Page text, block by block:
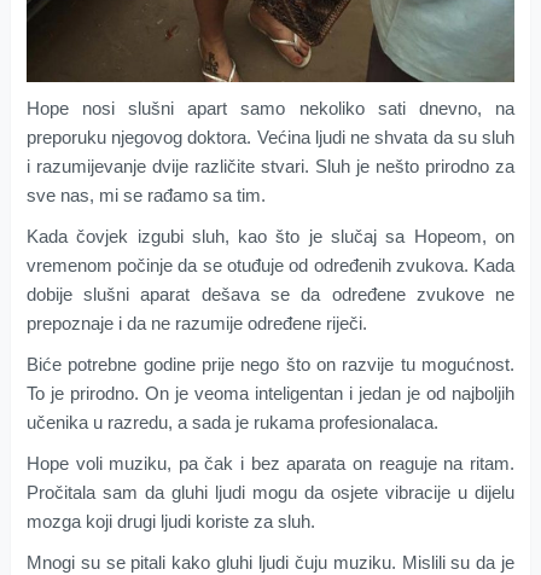
Hope nosi slušni apart samo nekoliko sati dnevno, na
preporuku njegovog doktora. Većina ljudi ne shvata da su sluh
i razumijevanje dvije različite stvari. Sluh je nešto prirodno za
sve nas, mi se rađamo sa tim.
Kada čovjek izgubi sluh, kao što je slučaj sa Hopeom, on
vremenom počinje da se otuđuje od određenih zvukova. Kada
dobije slušni aparat dešava se da određene zvukove ne
prepoznaje i da ne razumije određene riječi.
Biće potrebne godine prije nego što on razvije tu mogućnost.
To je prirodno. On je veoma inteligentan i jedan je od najboljih
učenika u razredu, a sada je rukama profesionalaca.
Hope voli muziku, pa čak i bez aparata on reaguje na ritam.
Pročitala sam da gluhi ljudi mogu da osjete vibracije u dijelu
mozga koji drugi ljudi koriste za sluh.
Mnogi su se pitali kako gluhi ljudi čuju muziku. Mislili su da je